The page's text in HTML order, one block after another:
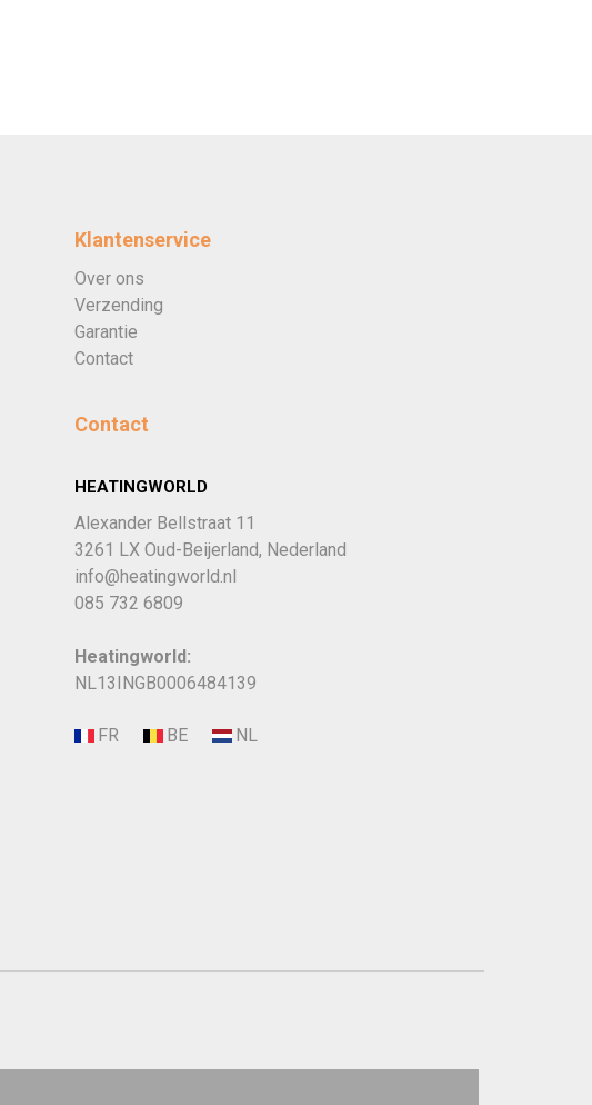
Klantenservice
Over ons
Verzending
Garantie
Contact
Contact
HEATINGWORLD
Alexander Bellstraat 11
3261 LX Oud-Beijerland, Nederland
info@heatingworld.nl
085 732 6809
Heatingworld:
NL13INGB0006484139